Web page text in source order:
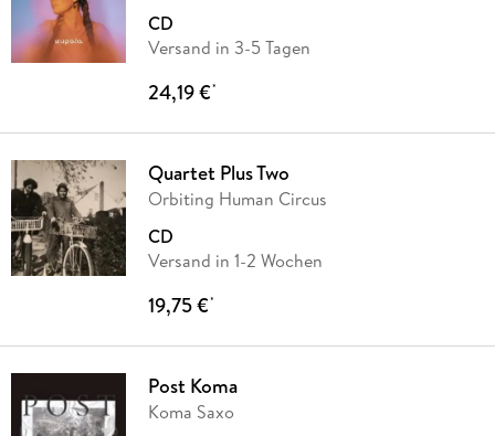
CD
Versand in 3-5 Tagen
24,19 €*
Quartet Plus Two
Orbiting Human Circus
CD
Versand in 1-2 Wochen
19,75 €*
Post Koma
Koma Saxo